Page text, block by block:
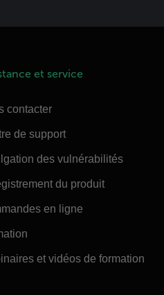
et service
contacter
de support
des vulnérabilités
du produit
en ligne
et vidéos de formation